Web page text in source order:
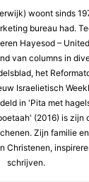
woont sinds
bureau had.
Hayesod –
van columns in
het
Israelietisch
in 'Pita met
(2016) is zijn
Zijn familie
Christenen,
schrijven.